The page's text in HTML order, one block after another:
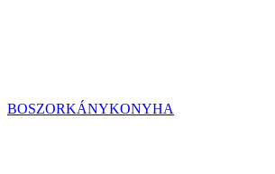
BOSZORKÁNYKONYHA